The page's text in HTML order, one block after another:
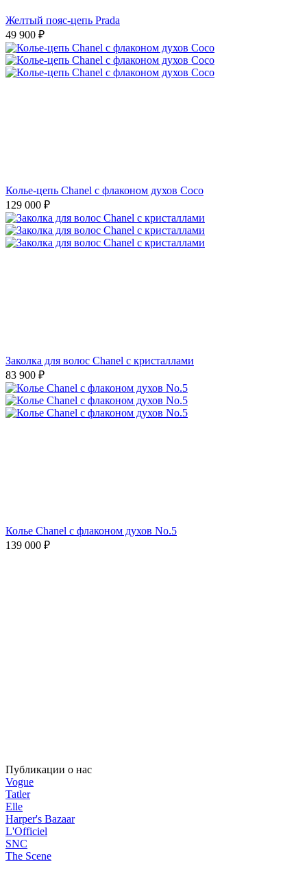
Желтый пояс-цепь Prada
49 900 ₽
Колье-цепь Chanel с флаконом духов Coco
129 000 ₽
Заколка для волос Chanel с кристаллами
83 900 ₽
Колье Chanel с флаконом духов No.5
139 000 ₽
Публикации о нас
Vogue
Tatler
Elle
Harper's Bazaar
L'Officiel
SNC
The Scene